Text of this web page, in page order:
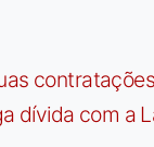
contratações
dívida com a